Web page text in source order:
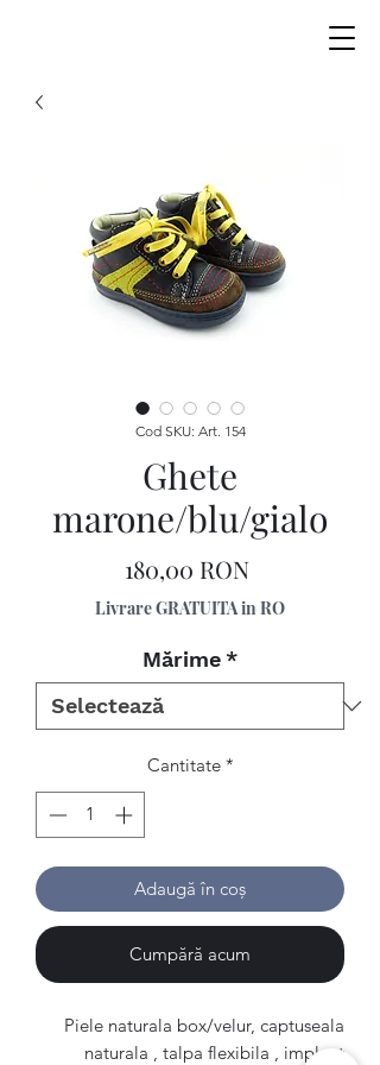
Cod SKU: Art. 154
Ghete
marone/blu/gialo
180,00 RONPreț
Livrare GRATUITA in RO
Mărime *
Cantitate *
Adaugă în coș
Cumpără acum
Piele naturala box/velur, captuseala
naturala , talpa flexibila , implant